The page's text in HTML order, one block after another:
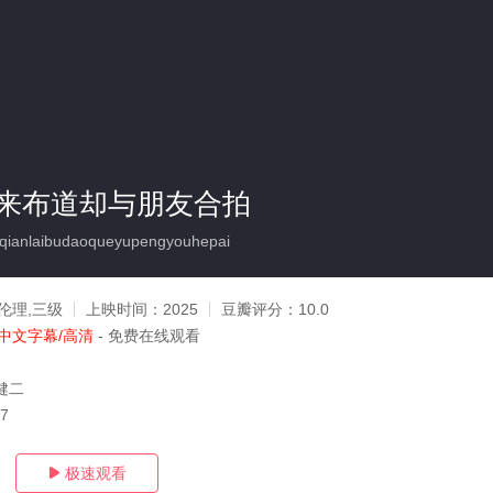
布道却与朋友合拍
理,三级 上映时间： 2025 豆瓣评分： 10.0
文字幕/高清 - 免费在线观看
二
 极速观看